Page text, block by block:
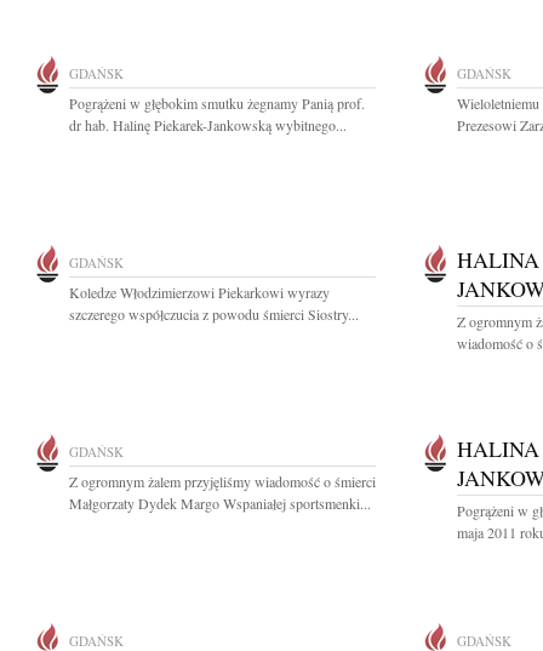
GDAŃSK
Pogrążeni w głębokim smutku żegnamy Panią prof.
dr hab. Halinę Piekarek-Jankowską wybitnego...
GDAŃSK
Wieloletniemu
Prezesowi
GDAŃSK
Koledze Włodzimierzowi Piekarkowi wyrazy
szczerego współczucia z powodu śmierci Siostry...
HALINA
Z ogromnym
wiadomość o
GDAŃSK
Z ogromnym żalem przyjęliśmy wiadomość o śmierci
Małgorzaty Dydek Margo Wspaniałej sportsmenki...
HALINA
Pogrążeni w
maja 2011
GDAŃSK GDAŃSK